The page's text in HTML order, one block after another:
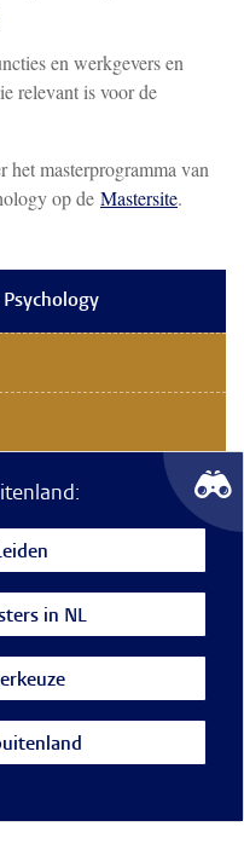
en werkgevers en
relevant is voor de
masterprogramma van
op de Mastersite.
in NL